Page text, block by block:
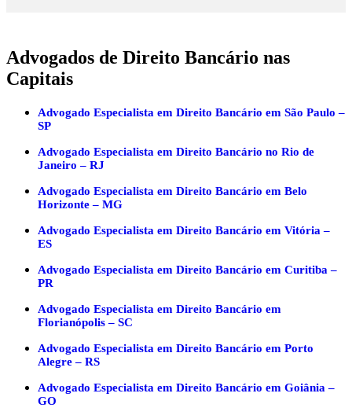
Advogados de Direito Bancário nas
Capitais
Advogado Especialista em Direito Bancário em São Paulo –
SP
Advogado Especialista em Direito Bancário no Rio de
Janeiro – RJ
Advogado Especialista em Direito Bancário em Belo
Horizonte – MG
Advogado Especialista em Direito Bancário em Vitória –
ES
Advogado Especialista em Direito Bancário em Curitiba –
PR
Advogado Especialista em Direito Bancário em
Florianópolis – SC
Advogado Especialista em Direito Bancário em Porto
Alegre – RS
Advogado Especialista em Direito Bancário em Goiânia –
GO